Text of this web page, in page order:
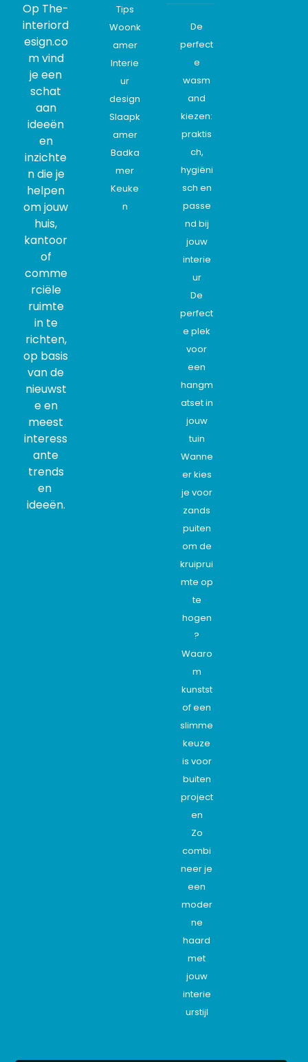
Op The-
interiord
esign.co
m vind
je een
schat
aan
ideeën
en
inzichte
n die je
helpen
om jouw
huis,
kantoor
of
comme
rciële
ruimte
in te
richten,
op basis
van de
nieuwst
e en
meest
interess
ante
trends
en
ideeën.
Tips
Woonk
amer
Interie
ur
design
Slaapk
amer
Badka
mer
Keuke
n
De
perfect
e
wasm
and
kiezen:
praktis
ch,
hygiëni
sch en
passe
nd bij
jouw
interie
ur
De
perfect
e plek
voor
een
hangm
atset in
jouw
tuin
Wanne
er kies
je voor
zands
puiten
om de
kruiprui
mte op
te
hogen
?
Waaro
m
kunstst
of een
slimme
keuze
is voor
buiten
project
en
Zo
combi
neer je
een
moder
ne
haard
met
jouw
interie
urstijl